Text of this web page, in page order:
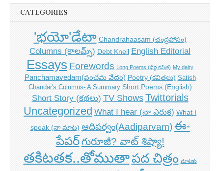
CATEGORIES
'భయో'డేటా Chandrahaasam (చంద్రహాసం)
Columns (కాలమ్స్) Debt Knell English Editorial
Essays Forewords Long Poems (ధీర్గ కవిత) My dairy
Panchamavedam(పంచమ వేదం) Poetry (కవితలు) Satish
Chandar's Columns- A Summary Short Poems (English)
Short Story (కథలు) TV Shows Twittorials
Uncategorized What I hear (నా ఎరుక) What I
speak (నా మాట) ఆదిపర్వం(Aadiparvam) ఈ-
పేపర్గురూజీ? వాట్ శిష్యా!
తకిటతక..తోముతాపద చిత్రం మాటకు